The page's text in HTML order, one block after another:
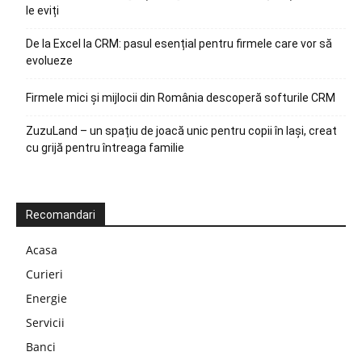
le eviți
De la Excel la CRM: pasul esențial pentru firmele care vor să
evolueze
Firmele mici și mijlocii din România descoperă softurile CRM
ZuzuLand – un spațiu de joacă unic pentru copii în Iași, creat
cu grijă pentru întreaga familie
Recomandari
Acasa
Curieri
Energie
Servicii
Banci